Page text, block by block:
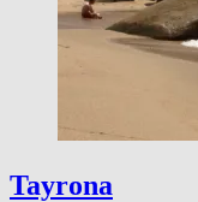
Tayrona